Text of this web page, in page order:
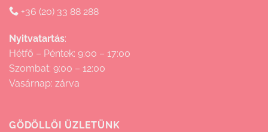
+36 (20) 33 88 288
Nyitvatartás:
Hétfő – Péntek: 9:00 – 17:00
Szombat: 9:00 – 12:00
Vasárnap: zárva
GÖDÖLLŐI ÜZLETÜNK